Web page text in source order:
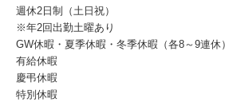
週休2⽇制（土⽇祝）
※年2回出勤土曜あり
GW休暇・夏季休暇・冬季休暇（各8～9連
有給休暇
慶弔休暇
特別休暇